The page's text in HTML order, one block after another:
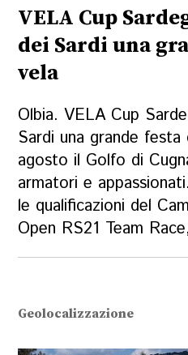
VELA Cup
dei Sardi una
vela
Olbia. VELA Cup
Sardi una grande
agosto il Golfo di
armatori e
le qualificazioni del
Open RS21 Team
Geolocalizzazione